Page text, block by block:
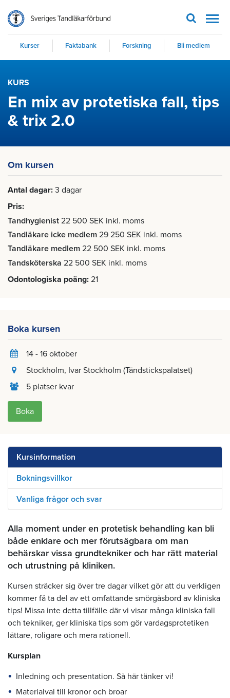
Kurser Faktabank Forskning Bli medlem
KURS
En mix av protetiska fall, tips
& trix 2.0
Om kursen
Antal dagar 3 dagar
Pris
Tandhygienist 22 500 SEK inkl. moms
Tandläkare icke medlem 29 250 SEK inkl. moms
Tandläkare medlem 22 500 SEK inkl. moms
Tandsköterska 22 500 SEK inkl. moms
Odontologiska poäng 21
Boka kursen
14 - 16 oktober
Stockholm, Ivar Stockholm (Tändstickspalatset)
5 platser kvar
Boka
Kursinformation
Bokningsvillkor
Vanliga frågor och svar
Alla moment under en protetisk behandling kan bli
både enklare och mer förutsägbara om man
behärskar vissa grundtekniker och har rätt material
och utrustning på kliniken.
Kursen sträcker sig över tre dagar vilket gör att du verkligen
kommer få ta del av ett omfattande smörgåsbord av kliniska
tips! Missa inte detta tillfälle där vi visar många kliniska fall
och tekniker, ger kliniska tips som gör vardagsprotetiken
lättare, roligare och mera rationell.
Kursplan
Inledning och presentation. Så här tänker vi!
Materialval till kronor och broar